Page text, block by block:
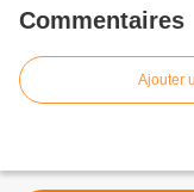
Commentaires
Ajouter